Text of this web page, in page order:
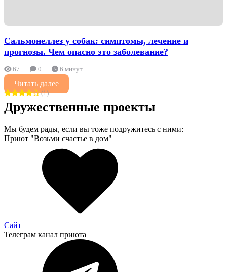
Сальмонеллез у собак: симптомы, лечение и
прогнозы. Чем опасно это заболевание?
67 0 6 минут
Читать далее
(1)
Дружественные проекты
Мы будем рады, если вы тоже подружитесь с ними:
Приют "Возьми счастье в дом"
Сайт
Телеграм канал приюта